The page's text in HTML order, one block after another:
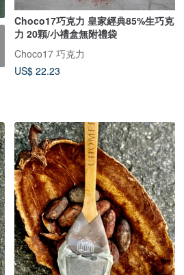
Choco17巧克力 皇家經典85%生巧克
力 20顆/小禮盒無附禮袋
Choco17 巧克力
US$ 22.23